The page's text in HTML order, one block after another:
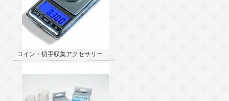
コイン・切手収集アクセサリー